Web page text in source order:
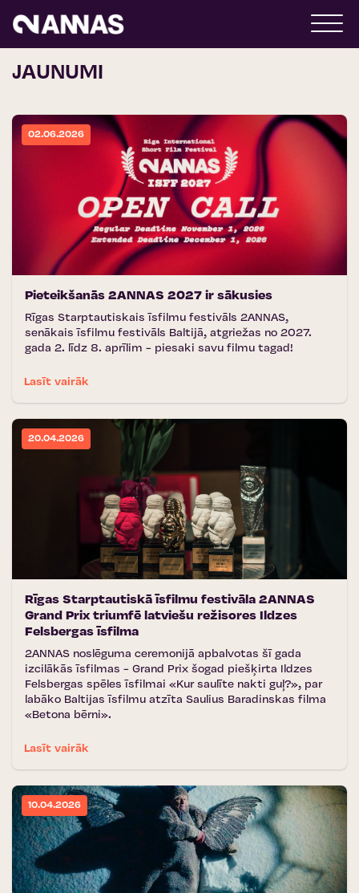
JAUNUMI
02.06.2026
Pieteikšanās 2ANNAS 2027 ir sākusies
Rīgas Starptautiskais īsfilmu festivāls 2ANNAS,
senākais īsfilmu festivāls Baltijā, atgriežas no 2027.
gada 2. līdz 8. aprīlim - piesaki savu filmu tagad!
Lasīt vairāk
20.04.2026
Rīgas Starptautiskā īsfilmu festivāla 2ANNAS
Grand Prix triumfē latviešu režisores Ildzes
Felsbergas īsfilma
2ANNAS noslēguma ceremonijā apbalvotas šī gada
izcilākās īsfilmas - Grand Prix šogad piešķirta Ildzes
Felsbergas spēles īsfilmai «Kur saulīte nakti guļ?», par
labāko Baltijas īsfilmu atzīta Saulius Baradinskas filma
«Betona bērni».
Lasīt vairāk
10.04.2026